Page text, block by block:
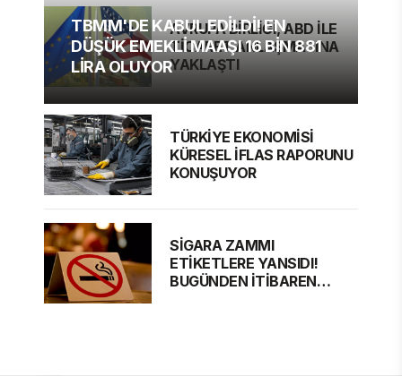
TBMM'DE KABUL EDİLDİ! EN
DÜŞÜK EMEKLİ MAAŞI 16 BİN 881
LİRA OLUYOR
AVRUPA BİRLİĞİ, ABD İLE
TİCARET ANLAŞMASINA
YAKLAŞTI
TÜRKİYE EKONOMİSİ
KÜRESEL İFLAS RAPORUNU
KONUŞUYOR
SİGARA ZAMMI
ETİKETLERE YANSIDI!
BUGÜNDEN İTİBAREN